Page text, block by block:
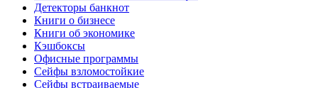
Детекторы банкнот
Книги о бизнесе
Книги об экономике
Кэшбоксы
Офисные программы
Сейфы взломостойкие
Сейфы встраиваемые